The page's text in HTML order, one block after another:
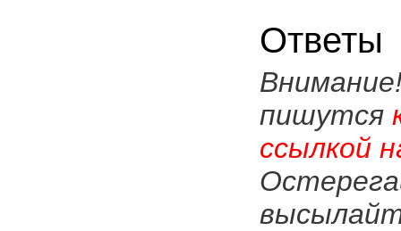
Ответы
пишутся
ссылкой